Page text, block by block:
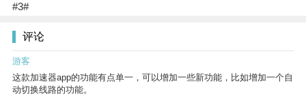
#3#
评论
游客
这款加速器app的功能有点单一，可以增加一些新功能，比如增加一个自
动切换线路的功能。